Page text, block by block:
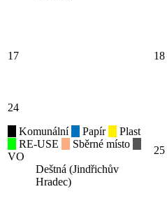
17 18
24
Komunální
Papír
Plast
RE-USE
Sběrné místo
VO
Deštná (Jindřichův
Hradec)
25